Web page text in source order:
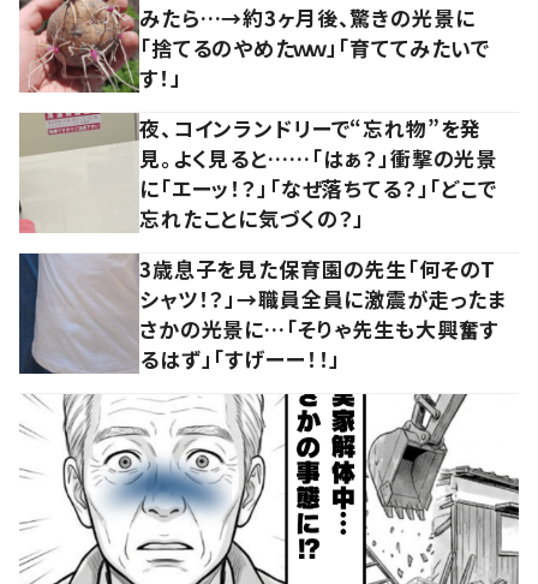
みたら…→約3ヶ月後、驚きの光景に
「捨てるのやめたｗｗ」「育ててみたいで
す！」
夜、コインランドリーで“忘れ物”を発
見。よく見ると……「はぁ？」衝撃の光景
に「エーッ！？」「なぜ落ちてる？」「どこで
忘れたことに気づくの？」
3歳息子を見た保育園の先生「何そのT
シャツ！？」→職員全員に激震が走ったま
さかの光景に…「そりゃ先生も大興奮す
るはず」「すげーー！！」